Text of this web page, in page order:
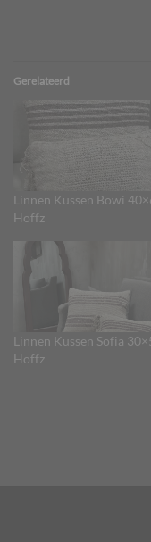
Gerelateerd
Linnen Kussen Bowi
Hoffz
Linnen Kussen Sofia
Hoffz